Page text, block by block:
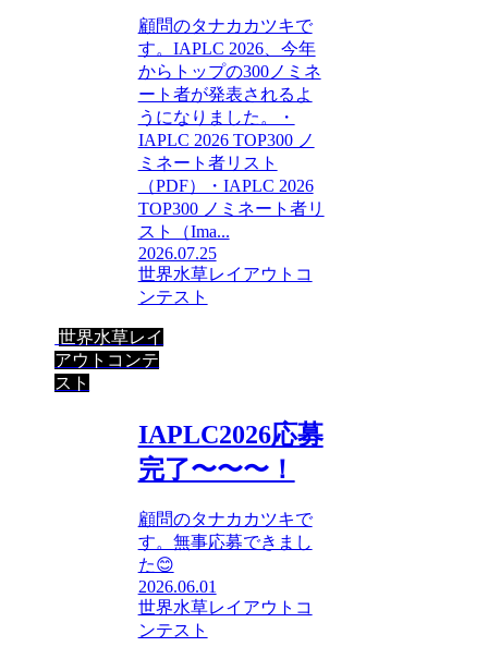
顧問のタナカカツキで
す。IAPLC 2026、今年
からトップの300ノミネ
ート者が発表されるよ
うになりました。・
IAPLC 2026 TOP300 ノ
ミネート者リスト
（PDF）・IAPLC 2026
TOP300 ノミネート者リ
スト（Ima...
2026.07.25
世界水草レイアウトコ
ンテスト
世界水草レイ
アウトコンテ
スト
IAPLC2026応募
完了〜〜〜！
顧問のタナカカツキで
す。無事応募できまし
た😊
2026.06.01
世界水草レイアウトコ
ンテスト